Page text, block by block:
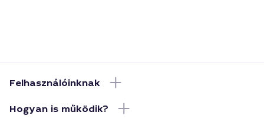
Felhasználóinknak
Hogyan is működik?